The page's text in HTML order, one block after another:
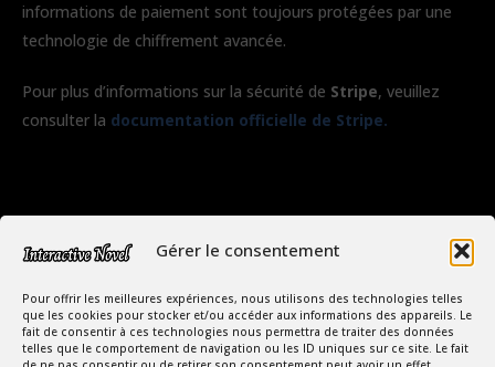
Gérer le consentement
Pour offrir les meilleures expériences, nous utilisons des technologies telles
que les cookies pour stocker et/ou accéder aux informations des appareils. Le
fait de consentir à ces technologies nous permettra de traiter des données
telles que le comportement de navigation ou les ID uniques sur ce site. Le fait
informations de paiement sont toujours protégées par une
technologie de chiffrement avancée.
Pour plus d’informations sur la sécurité de Stripe, veuillez
consulter la documentation officielle de Stripe.